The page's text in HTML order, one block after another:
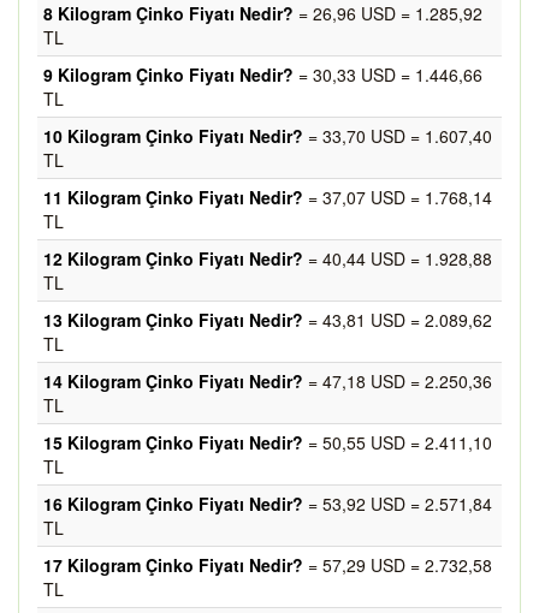
8 Kilogram Çinko Fiyatı Nedir? = 26,96 USD = 1.285,92
TL
9 Kilogram Çinko Fiyatı Nedir? = 30,33 USD = 1.446,66
TL
10 Kilogram Çinko Fiyatı Nedir? = 33,70 USD = 1.607,40
TL
11 Kilogram Çinko Fiyatı Nedir? = 37,07 USD = 1.768,14
TL
12 Kilogram Çinko Fiyatı Nedir? = 40,44 USD = 1.928,88
TL
13 Kilogram Çinko Fiyatı Nedir? = 43,81 USD = 2.089,62
TL
14 Kilogram Çinko Fiyatı Nedir? = 47,18 USD = 2.250,36
TL
15 Kilogram Çinko Fiyatı Nedir? = 50,55 USD = 2.411,10
TL
16 Kilogram Çinko Fiyatı Nedir? = 53,92 USD = 2.571,84
TL
17 Kilogram Çinko Fiyatı Nedir? = 57,29 USD = 2.732,58
TL